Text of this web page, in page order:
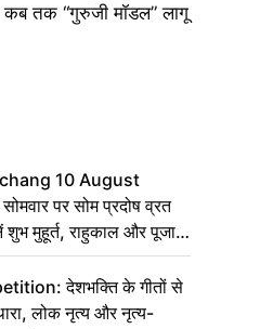
कब तक “गुरुजी मॉडल” लागू
10 August
पर सोम प्रदोष व्रत
शुभ मुहूर्त, राहुकाल और पूजा
देशभक्ति के गीतों से
लोक नृत्य और नृत्य-